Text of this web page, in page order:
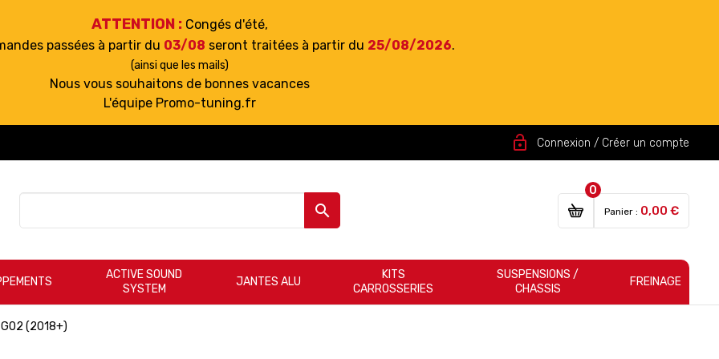
ATTENTION : Congés d'été,
passées à partir du 03/08 seront traitées à partir du 25/08/2026.
(ainsi que les mails)
Nous vous souhaitons de bonnes vacances
L'équipe Promo-tuning.fr
lock_open Connexion / Créer un compte

0
Panier : 0,00 €
ACTIVE SOUND
SYSTEM
JANTES ALU
KITS
CARROSSERIES
SUSPENSIONS /
CHASSIS
FREINAGE
(2018+)